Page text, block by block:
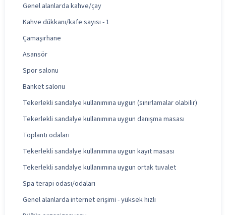
Genel alanlarda kahve/çay
Kahve dükkanı/kafe sayısı - 1
Çamaşırhane
Asansör
Spor salonu
Banket salonu
Tekerlekli sandalye kullanımına uygun (sınırlamalar olabilir)
Tekerlekli sandalye kullanımına uygun danışma masası
Toplantı odaları
Tekerlekli sandalye kullanımına uygun kayıt masası
Tekerlekli sandalye kullanımına uygun ortak tuvalet
Spa terapi odası/odaları
Genel alanlarda internet erişimi - yüksek hızlı